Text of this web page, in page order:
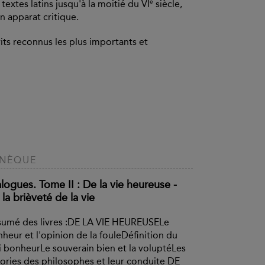
latins jusqu'à la moitié du VIe siècle,
apparat critique.
reconnus les plus importants et
écartées par l'éditeur.
texte antique et qu'il était indispensable
de traduction ou en fin d'ouvrage,
plus ou moins développé, selon la nature
Tome II : De la vie heureuse -
la brièveté de la vie
des livres :DE LA VIE HEUREUSELe
et l'opinion de la fouleDéfinition du
bonheurLe souverain bien et la voluptéLes
des philosophes et leur conduite DE